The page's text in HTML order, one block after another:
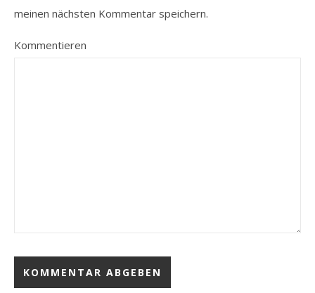
meinen nächsten Kommentar speichern.
Kommentieren